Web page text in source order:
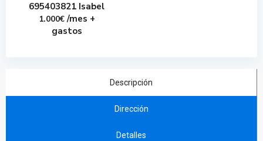
695403821 Isabel
1.000€/mes +
gastos
Descripción
Dirección
Detalles